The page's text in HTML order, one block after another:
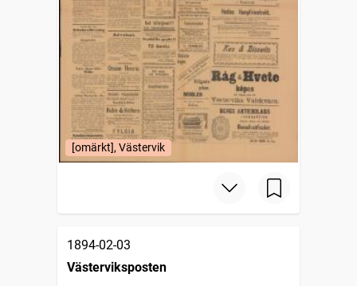
[omärkt], Västervik
1894-02-03
Västerviksposten